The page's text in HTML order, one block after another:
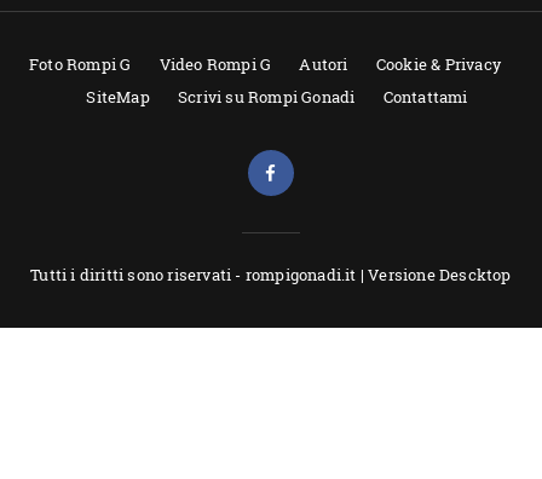
Foto Rompi G Video Rompi G Autori
Cookie & Privacy
SiteMap
Scrivi su Rompi Gonadi Contattami
Tutti i diritti sono riservati - rompigonadi.it |Versione Descktop